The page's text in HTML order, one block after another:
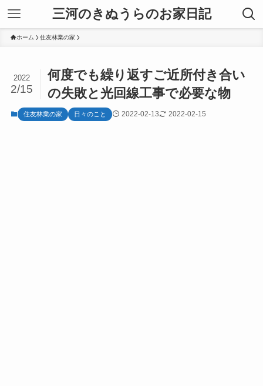
三河のきぬうらのお家日記
ホーム 住友林業の家
何度でも繰り返すご近所付き合い
の失敗と光回線工事で必要な物
2022
2/15
住友林業の家 日々のこと 2022-02-13 2022-02-15